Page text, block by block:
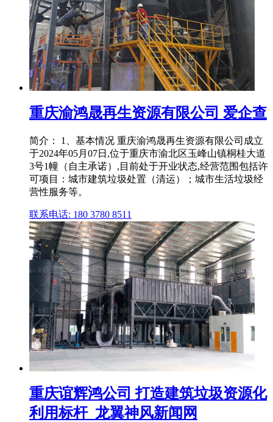
重庆渝鸿晟再生资源有限公司 爱企查
简介： 1、基本情况 重庆渝鸿晟再生资源有限公司成立
于2024年05月07日,位于重庆市渝北区玉峰山镇桐桂大道
3号1幢（自主承诺）,目前处于开业状态,经营范围包括许
可项目：城市建筑垃圾处置（清运）；城市生活垃圾经
营性服务等。
联系电话: 180 3780 8511
重庆谊辉鸿公司 打造建筑垃圾资源化
利用标杆_龙翼神风新闻网